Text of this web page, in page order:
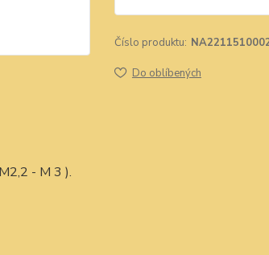
Číslo produktu:
Do oblíbených
- M 3 ).